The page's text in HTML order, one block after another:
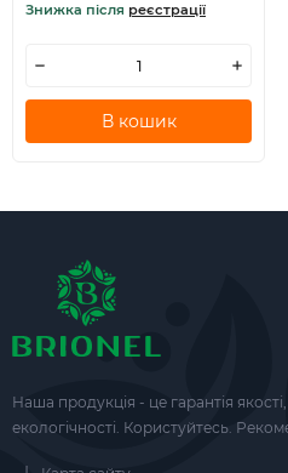
Знижка після реєстрації
В кошик
Наша продукція - це гарантія
екологічності. Користуйтесь.